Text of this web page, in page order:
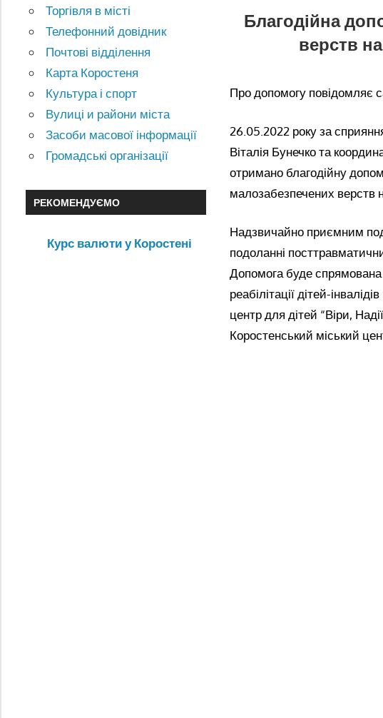
Благодійна
верств
Про допомогу повідомляє
26.05.2022 року за
Віталія Бунечко та
отримано благодійну
малозабезпечених верств
Надзвичайно приємним
подоланні
Допомога буде спрямована
реабілітації дітей-
центр для дітей “Віри,
Коростенський міський
Торгівля в місті
Телефонний довідник
Почтові відділення
Карта Коростеня
Культура і спорт
Вулиці и райони міста
Засоби масової інформації
Громадські організації
РЕКОМЕНДУЄМО
Курс валюти у Коростені